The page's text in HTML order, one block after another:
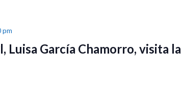
Luisa García Chamorro, visita la
pm